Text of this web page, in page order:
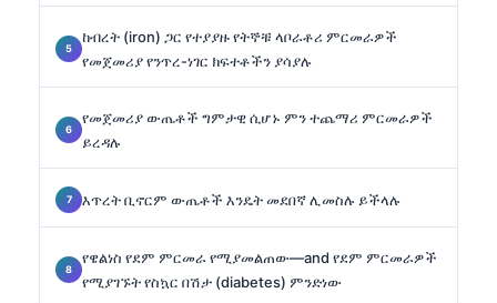
ከብረት (iron) ጋር የተያያዙ የትኞቹ ላቦራቶሪ ምርመራዎች
የመጀመሪያ የንጥረ-ነገር ክፍተቶችን ያሳያሉ
የመጀመሪያ ውጤቶች ግምታዊ ሲሆኑ ምን ተጨማሪ ምርመራዎች
ይረዳሉ
እጥረት ቢኖርም ውጤቶች እንዴት መደበኛ ሊመስሉ ይችላሉ
የዌልነስ የደም ምርመራ የሚያመልጠው—and የደም ምርመራዎች
የሚያገኙት የስኳር በሽታ (diabetes) ምንድነው